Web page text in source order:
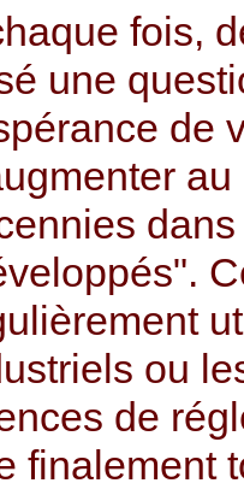
fois,
une
de
ou
de
finalement